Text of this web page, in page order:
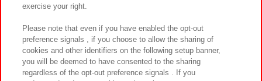
お取引先さまとともに
カスタマーハラスメント対応方針 よくあるご質問・お問い合わせ
exercise your right.
Please note that even if you have enabled the opt-out
preference signals , if you choose to allow the sharing of
cookies and other identifiers on the following setup banner,
you will be deemed to have consented to the sharing
regardless of the opt-out preference signals . If you